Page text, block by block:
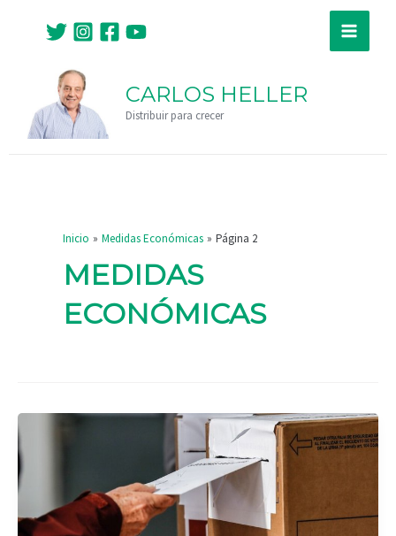
contenido
Main
CARLOS HELLER
Distribuir para crecer
Inicio Medidas Económicas Página 2
MEDIDAS
ECONÓMICAS
entradas